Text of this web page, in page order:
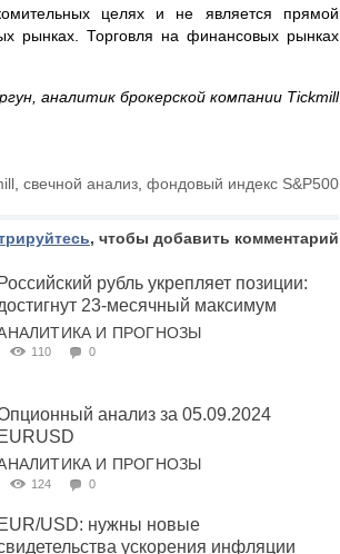
целях и не является прямой
рынках. Торговля на финансовых рынках
аналитик брокерской компании Tickmill
свечной анализ фондовый индекс S&P500
, чтобы добавить комментарий
Российский рубль укрепляет позиции:
23-месячный максимум
И ПРОГНОЗЫ
110 0
анализ за 05.09.2024
EURUSD
И ПРОГНОЗЫ
124 0
EUR/USD: нужны новые
ускорения инфляции